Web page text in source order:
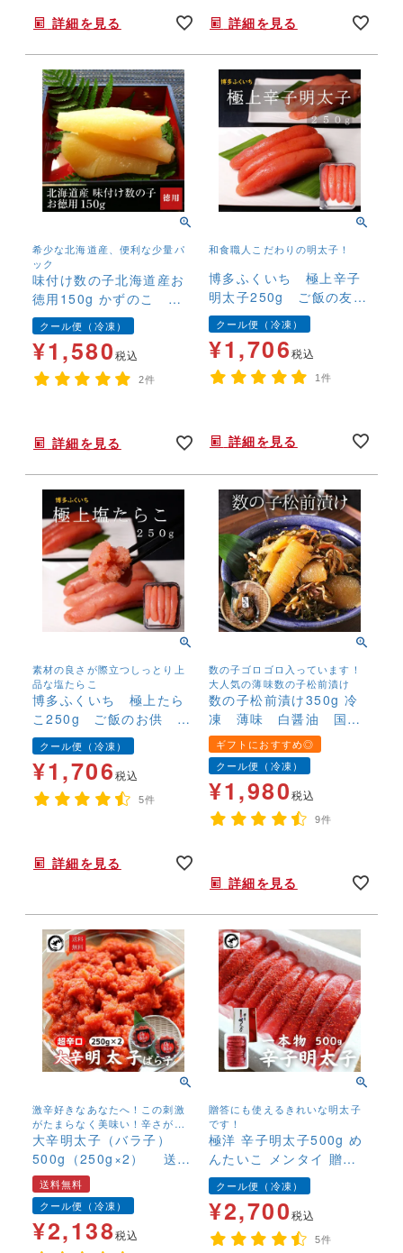
詳細を見る 詳細を見る
希少な北海道産、便利な少量パ
ック
味付け数の子北海道産お
徳用150g かずのこ カ
ズノコ 北海道産 国
産 冷凍 味付き 高級
クール便（冷凍）
¥1,580税込
2件
詳細を見る
和食職人こだわりの明太子！
博多ふくいち 極上辛子
明太子250g ご飯の友
おにぎり お茶漬け 冷
凍便
クール便（冷凍）
¥1,706税込
1件
詳細を見る
素材の良さが際立つしっとり上
品な塩たらこ
博多ふくいち 極上たら
こ250g ご飯のお供 お
にぎり お茶漬け 冷凍
便
クール便（冷凍）
¥1,706税込
5件
詳細を見る
数の子ゴロゴロ入っています！
大人気の薄味数の子松前漬け
数の子松前漬け350g 冷
凍 薄味 白醤油 国産
材料 かずのこ カズノ
コ まつまえ
ギフトにおすすめ◎
クール便（冷凍）
¥1,980税込
9件
詳細を見る
激辛好きなあなたへ！この刺激
がたまらなく美味い！辛さが強
いので辛味の苦手な方は、十分
にご注意下さい！
大辛明太子（バラ子）
500g（250g×2） 送料
無料 激辛 めんたいこ
辛子明太子 ばらこ お
取り寄せ 辛党 訳あり
送料無料
クール便（冷凍）
¥2,138税込
贈答にも使えるきれいな明太子
です！
極洋 辛子明太子500g め
んたいこ メンタイ 贈答
ギフト おうちごはん ご
飯のお供 キョクヨー 訳
あり
クール便（冷凍）
¥2,700税込
5件